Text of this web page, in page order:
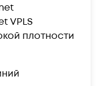
VPLS
плотности